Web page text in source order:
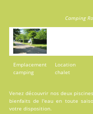
Camping
Emplacement
camping
Location
chalet
Venez découvrir nos deux piscines
bienfaits de l'eau en toute
votre disposition.